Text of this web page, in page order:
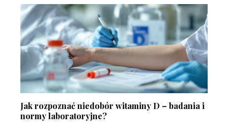
Jak rozpoznać niedobór witaminy D – badania i
normy laboratoryjne?